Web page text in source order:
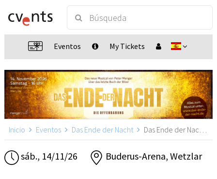
Eventos My Tickets
Inicio Eventos Das Ende der Nacht Das Ende der Nacht, Wetzlar
sáb., 14/11/26 Buderus-Arena, Wetzlar